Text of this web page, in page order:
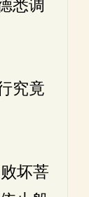
悉调
究竟
坏菩